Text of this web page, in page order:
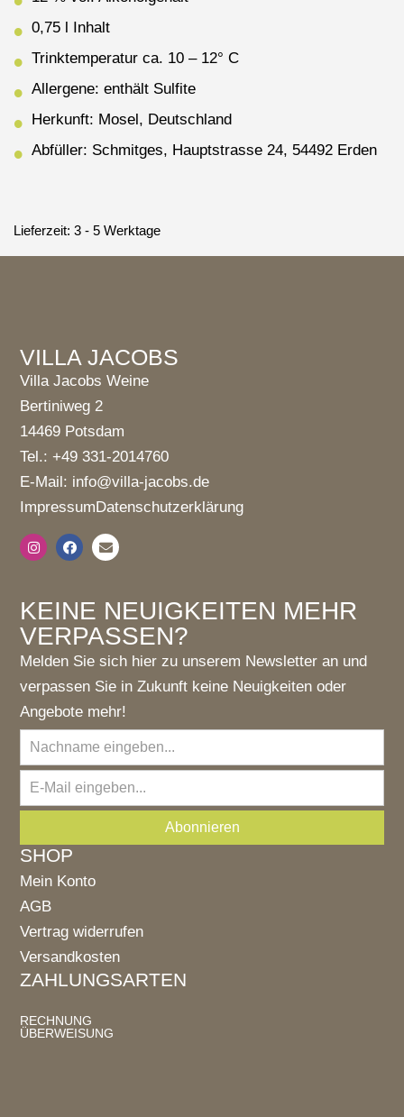
0,75 l Inhalt
Trinktemperatur ca. 10 – 12° C
Allergene: enthält Sulfite
Herkunft: Mosel, Deutschland
Abfüller: Schmitges, Hauptstrasse 24, 54492 Erden
Lieferzeit: 3 - 5 Werktage
VILLA JACOBS
Villa Jacobs Weine
Bertiniweg 2
14469 Potsdam
Tel.: +49 331-2014760
E-Mail: info@villa-jacobs.de
ImpressumDatenschutzerklärung
KEINE NEUIGKEITEN MEHR
VERPASSEN?
Melden Sie sich hier zu unserem Newsletter an und
verpassen Sie in Zukunft keine Neuigkeiten oder
Angebote mehr!
SHOP
Mein Konto
AGB
Vertrag widerrufen
Versandkosten
ZAHLUNGSARTEN
RECHNUNG
ÜBERWEISUNG